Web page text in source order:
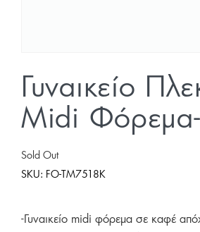
Γυναικείο
Midi
Sold Out
SKU: FO-TM7518K
-Γυναικείο midi φόρεμα σε καφέ